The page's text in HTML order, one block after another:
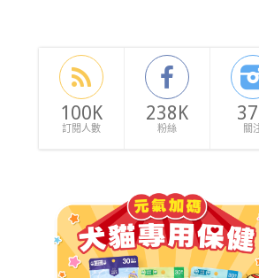
100K
訂閱人數
238K
粉絲 關